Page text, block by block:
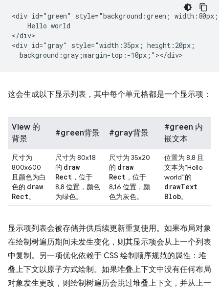
<div id="green" style="background:green;
    Hello world
</div>
<div id="gray" style="width:35px; height:20px;
这会生成以下显示列表，其中每个单元格都是一个显示项：
View 的
背景
#green背景 #gray背景
#green 内
嵌文本
尺寸为
800x600
且颜色为白
色的 draw
Rect。
尺寸为 80x18
的 draw
Rect ，位于
8,8 位置，颜色
为绿色。
尺寸为 35x20
的 draw
Rect ，位于
8,16 位置，颜
色为灰色。
位置为 8,8 且
文本为“Hello
world”的
drawText
Blob。
显示项列表会被存储并供后续更新重复使用。如果布局对象
在绘制树遍历期间未发生变化，则其显示项会从上一个列表
中复制。另一项优化依赖于 CSS 绘制顺序规范的属性：堆
叠上下文以原子方式绘制。如果堆叠上下文中没有任何布局
对象发生更改，则绘制树遍历会跳过堆叠上下文，并从上一